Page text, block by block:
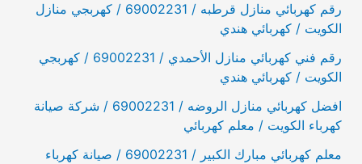
رقم كهربائي منازل قرطبه / 69002231 / كهربجي منازل
الكويت / كهربائي هندي
رقم فني كهربائي منازل الأحمدي / 69002231 / كهربجي
الكويت / كهربائي هندي
افضل كهربائي منازل الروضه / 69002231 / شركة صيانة
كهرباء الكويت / معلم كهربائي
معلم كهربائي مبارك الكبير / 69002231 / صيانة كهرباء